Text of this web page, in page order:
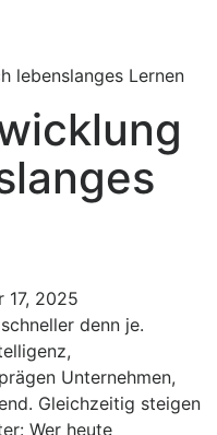
lebenslanges Lernen
17, 2025
denn je.
Unternehmen,
Gleichzeitig steigen
Wer heute